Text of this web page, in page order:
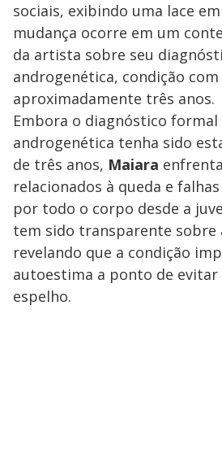
sociais, exibindo uma lace
mudança ocorre em um
da artista sobre seu
androgenética, condição
aproximadamente três anos.
Embora o diagnóstico formal
androgenética tenha sido
de três anos, Maiara
relacionados à queda e
por todo o corpo desde a
tem sido transparente sobre
revelando que a condição
autoestima a ponto de evitar
espelho.